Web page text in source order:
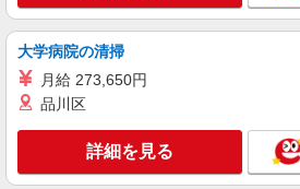
大学病院の清掃
月給 273,650円
品川区
詳細を見る